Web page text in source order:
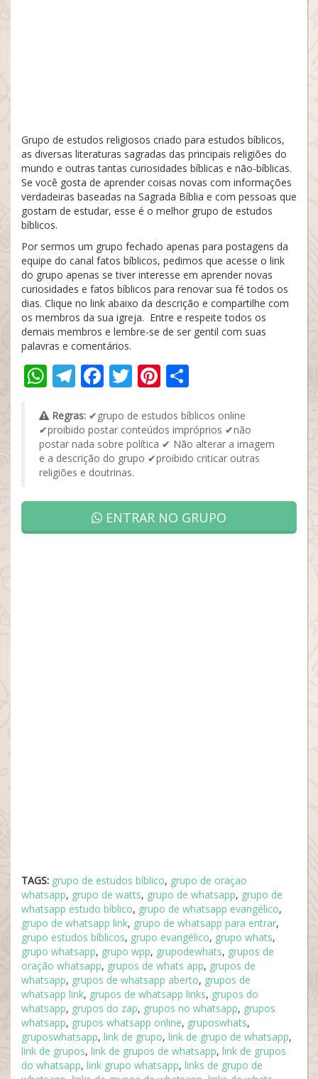
Grupo de estudos religiosos criado para estudos bíblicos,
as diversas literaturas sagradas das principais religiões do
mundo e outras tantas curiosidades bíblicas e não-bíblicas.
Se você gosta de aprender coisas novas com informações
verdadeiras baseadas na Sagrada Bíblia e com pessoas que
gostam de estudar, esse é o melhor grupo de estudos
bíblicos.
Por sermos um grupo fechado apenas para postagens da
equipe do canal fatos bíblicos, pedimos que acesse o link
do grupo apenas se tiver interesse em aprender novas
curiosidades e fatos bíblicos para renovar sua fé todos os
dias. Clique no link abaixo da descrição e compartilhe com
os membros da sua igreja. Entre e respeite todos os
demais membros e lembre-se de ser gentil com suas
palavras e comentários.
WhatsApp
Telegram
Facebook
TwitterPinterest
Regras: ✔grupo de estudos bíblicos online
✔proibido postar conteúdos impróprios ✔não
postar nada sobre política ✔ Não alterar a imagem
e a descrição do grupo ✔proibido criticar outras
religiões e doutrinas.
ENTRAR NO GRUPO
TAGS: grupo de estudos bíblico, grupo de oraçao
whatsapp, grupo de watts, grupo de whatsapp, grupo de
whatsapp estudo bíblico, grupo de whatsapp evangélico,
grupo de whatsapp link, grupo de whatsapp para entrar,
grupo estudos bíblicos, grupo evangélico, grupo whats,
grupo whatsapp, grupo wpp, grupodewhats, grupos de
oração whatsapp, grupos de whats app, grupos de
whatsapp, grupos de whatsapp aberto, grupos de
whatsapp link, grupos de whatsapp links, grupos do
whatsapp, grupos do zap, grupos no whatsapp, grupos
whatsapp, grupos whatsapp online, gruposwhats,
gruposwhatsapp, link de grupo, link de grupo de whatsapp,
link de grupos, link de grupos de whatsapp, link de grupos
do whatsapp, link grupo whatsapp, links de grupo de